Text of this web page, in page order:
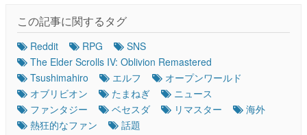
この記事に関するタグ
Reddit RPG
SNS
The Elder Scrolls IV: Oblivion Remastered
Tsushimahiro
エルフ
オープンワールド
オブリビオン
たまねぎ
ニュース
ファンタジー
ベセスダ リマスター
海外
熱狂的なファン
話題